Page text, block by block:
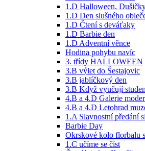
1.D Halloween,
1.D Den slušného
1.D Čtení s deváťaky
1.D Barbie den
1.D Adventní věnce
Hodina pohybu navíc
3. třídy HALLOWEEN
3.B výlet do Šestajovic
3.B jablíčkový den
3.B Když vyučují
4.B a 4.D Galerie
4.B a 4.D Letohrad
1.A Slavnostní předání
Barbie Day
Okrskové kolo florbalu
1.C učíme se číst